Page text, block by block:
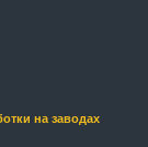
на заводах